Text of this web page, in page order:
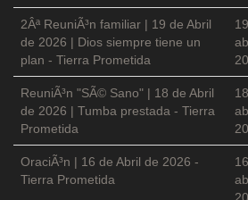
2Âª ReuniÃ³n familiar | 19 de Abril
de 2026 | Dios siempre tiene un
plan - Tierra Prometida
ReuniÃ³n "SÃ© Sano" | 18 de Abril
de 2026 | Tumba prestada - Tierra
Prometida
OraciÃ³n | 16 de Abril de 2026 -
Tierra Prometida